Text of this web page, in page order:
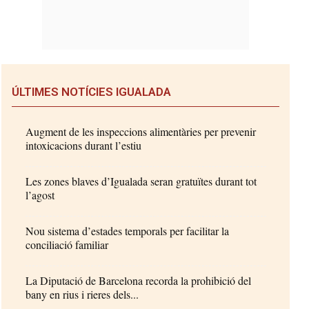
ÚLTIMES NOTÍCIES IGUALADA
Augment de les inspeccions alimentàries per prevenir
intoxicacions durant l’estiu
Les zones blaves d’Igualada seran gratuïtes durant tot
l’agost
Nou sistema d’estades temporals per facilitar la
conciliació familiar
La Diputació de Barcelona recorda la prohibició del
bany en rius i rieres dels...